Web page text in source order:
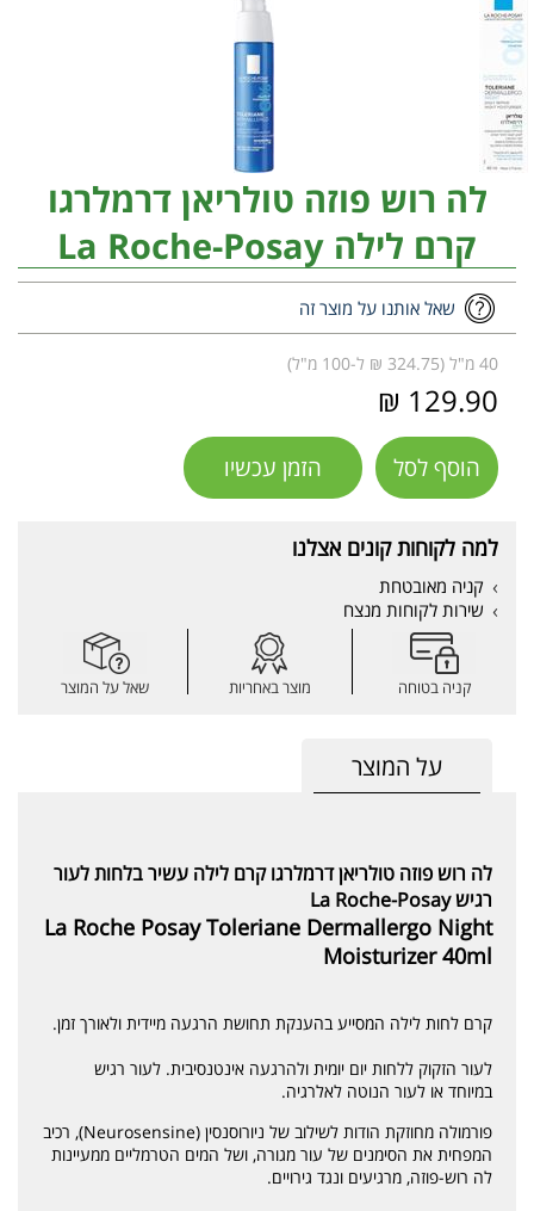
לה רוש פוזה טולריאן דרמלרגו
קרם לילה La Roche-Posay
שאל אותנו על מוצר זה
40 מ"ל (324.75 ₪ ל-100 מ"ל)
129.90 ₪
הוסף לסל הזמן עכשיו
למה לקוחות קונים אצלנו
קניה מאובטחת
שירות לקוחות מנצח
קניה בטוחה מוצר באחריות שאל על המוצר
על המוצר
לה רוש פוזה טולריאן דרמלרגו קרם לילה עשיר בלחות לעור
רגיש La Roche-Posay
La Roche Posay Toleriane Dermallergo Night
Moisturizer 40ml
קרם לחות לילה המסייע בהענקת תחושת הרגעה מיידית ולאורך זמן.
לעור הזקוק ללחות יום יומית ולהרגעה אינטנסיבית. לעור רגיש
במיוחד או לעור הנוטה לאלרגיה.
פורמולה מחוזקת הודות לשילוב של ניורוסנסין (Neurosensine), רכיב
המפחית את הסימנים של עור מגורה, ושל המים הטרמליים ממעיינות
לה רוש-פוזה, מרגיעים ונגד גירויים.